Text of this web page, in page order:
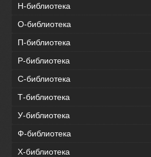
Н-библиотека
О-библиотека
П-библиотека
Р-библиотека
С-библиотека
Т-библиотека
У-библиотека
Ф-библиотека
Х-библиотека